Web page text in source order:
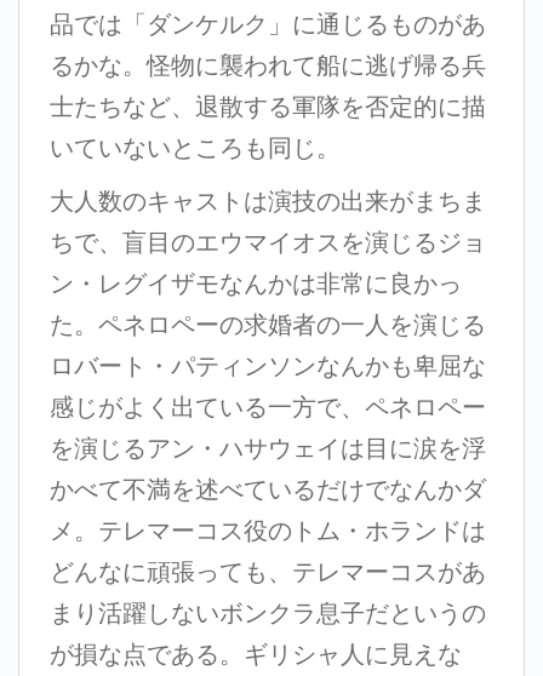
品では「ダンケルク」に通じるものがあ
るかな。怪物に襲われて船に逃げ帰る兵
士たちなど、退散する軍隊を否定的に描
いていないところも同じ。
大人数のキャストは演技の出来がまちま
ちで、盲目のエウマイオスを演じるジョ
ン・レグイザモなんかは非常に良かっ
た。ペネロペーの求婚者の一人を演じる
ロバート・パティンソンなんかも卑屈な
感じがよく出ている一方で、ペネロペー
を演じるアン・ハサウェイは目に涙を浮
かべて不満を述べているだけでなんかダ
メ。テレマーコス役のトム・ホランドは
どんなに頑張っても、テレマーコスがあ
まり活躍しないボンクラ息子だというの
が損な点である。ギリシャ人に見えな